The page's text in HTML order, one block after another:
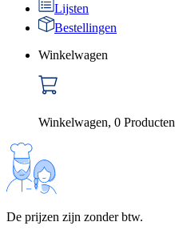
Lijsten
Bestellingen
Winkelwagen
Winkelwagen, 0 Producten
De prijzen zijn zonder btw.